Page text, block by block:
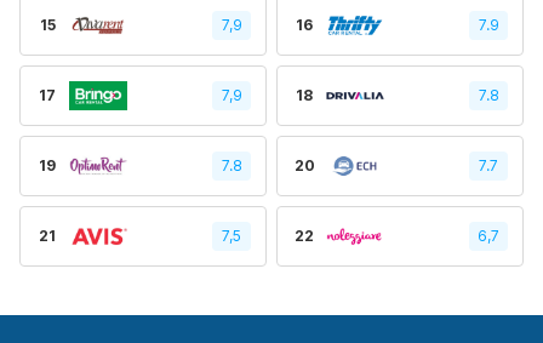
15 7,9 16 7.9
17 7,9 18 7.8
19 7.8 20 7.7
21 7,5 22 6,7